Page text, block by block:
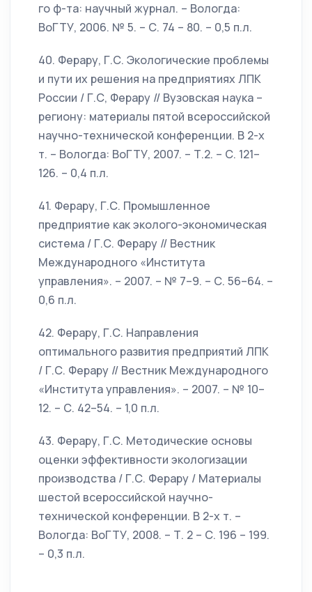
го ф-та: научный журнал. – Вологда:
ВоГТУ, 2006. № 5. – С. 74 – 80. – 0,5 п.л.
40. Ферару, Г.С. Экологические проблемы
и пути их решения на предприятиях ЛПК
России / Г.С, Ферару // Вузовская наука –
региону: материалы пятой всероссийской
научно-технической конференции. В 2-х
т. – Вологда: ВоГТУ, 2007. – Т.2. – С. 121–
126. – 0,4 п.л.
41. Ферару, Г.С. Промышленное
предприятие как эколого-экономическая
система / Г.С. Ферару // Вестник
Международного «Института
управления». – 2007. – № 7–9. – С. 56–64. –
0,6 п.л.
42. Ферару, Г.С. Направления
оптимального развития предприятий ЛПК
/ Г.С. Ферару // Вестник Международного
«Института управления». – 2007. – № 10–
12. – С. 42–54. – 1,0 п.л.
43. Ферару, Г.С. Методические основы
оценки эффективности экологизации
производства / Г.С. Ферару / Материалы
шестой всероссийской научно-
технической конференции. В 2-х т. –
Вологда: ВоГТУ, 2008. – Т. 2 – С. 196 – 199.
– 0,3 п.л.